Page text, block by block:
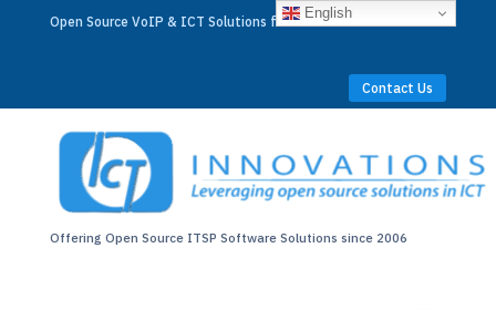
Open Source VoIP & ICT Solutions for Businesses Worldwide
Contact Us
Offering Open Source ITSP Software Solutions since 2006
English